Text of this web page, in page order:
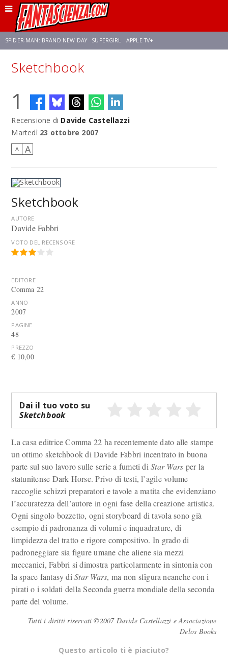
SPIDER-MAN: BRAND NEW DAY SUPERGIRL APPLE TV+
FRANCO RICCIARDIELLO ZENDAYA
SADIE SINK STAR TREK: STRANGE NEW WORLDS
Sketchbook
1
Recensione di Davide Castellazzi
Martedì 23 ottobre 2007
A A
Sketchbook
AUTORE
Davide Fabbri
VOTO DEL RECENSORE
EDITORE
Comma 22
ANNO
2007
PAGINE
48
PREZZO
€ 10,00
Dai il tuo voto su
Sketchbook
La casa editrice Comma 22 ha recentemente dato alle stampe
un ottimo sketchbook di Davide Fabbri incentrato in buona
parte sul suo lavoro sulle serie a fumeti diStar Wars per la
statunitense Dark Horse. Privo di testi, l’agile volume
raccoglie schizzi preparatori e tavole a matita che evidenziano
l’accuratezza dell’autore in ogni fase della creazione artistica.
Ogni singolo bozzetto, ogni storyboard di tavola sono già
esempio di padronanza di volumi e inquadrature, di
limpidezza del tratto e rigore compositivo. In grado di
padroneggiare sia figure umane che aliene sia mezzi
meccanici, Fabbri si dimostra particolarmente in sintonia con
la space fantasy diStar Wars, ma non sfigura neanche con i
pirati o i soldati della Seconda guerra mondiale della seconda
parte del volume.
Tutti i diritti riservati ©2007 Davide Castellazzi e Associazione
Delos Books
Questo articolo ti è piaciuto?